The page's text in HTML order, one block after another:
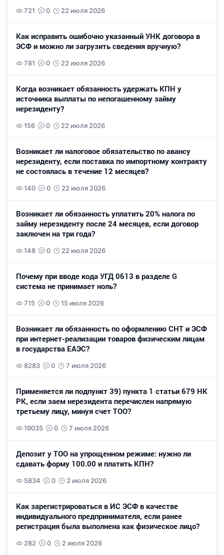
721 0 22 июля 2026
Как исправить ошибочно указанный УНК договора в
ЭСФ и можно ли загрузить сведения вручную?
781 0 22 июля 2026
Когда возникает обязанность удержать КПН у
источника выплаты по непогашенному займу
нерезиденту?
156 0 22 июля 2026
Возникает ли налоговое обязательство по авансу
нерезиденту, если поставка по импортному контракту
не состоялась в течение 12 месяцев?
140 0 22 июля 2026
Возникает ли обязанность уплатить 20% налога по
займу нерезиденту после 24 месяцев, если договор
заключен на три года?
148 0 22 июля 2026
Почему при вводе кода УГД 0613 в разделе G
система не принимает ноль?
715 0 15 июля 2026
Возникает ли обязанность по оформлению СНТ и ЭСФ
при интернет-реализации товаров физическим лицам
в государства ЕАЭС?
8283 0 7 июля 2026
Применяется ли подпункт 39) пункта 1 статьи 679 НК
РК, если заем нерезидента перечислен напрямую
третьему лицу, минуя счет ТОО?
19035 0 7 июля 2026
Депозит у ТОО на упрощенном режиме: нужно ли
сдавать форму 100.00 и платить КПН?
5834 0 2 июля 2026
Как зарегистрироваться в ИС ЭСФ в качестве
индивидуального предпринимателя, если ранее
регистрация была выполнена как физическое лицо?
282 0 2 июля 2026